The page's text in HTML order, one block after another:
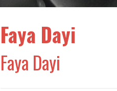
Faya Dayi
Faya Dayi